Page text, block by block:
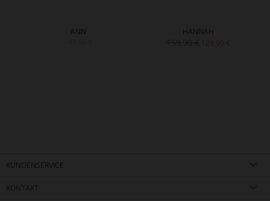
ANN
HANNAH
KUNDENSERVICE
KONTAKT